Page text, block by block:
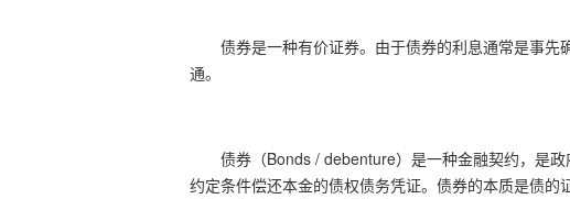
债券是一种有价证券。由于债券的利息通常是事先
通。
债券（Bonds / debenture）是一种金融契约，是政
约定条件偿还本金的债权债务凭证。债券的本质是债的